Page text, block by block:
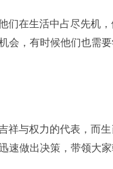
们在生活中占尽先机
会，有时候他们也需
祥与权力的代表，而
做出决策，带领大家